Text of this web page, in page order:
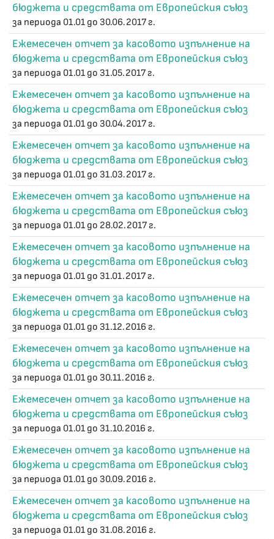
бюджета и средствата от Европейския съюз
за периода 01.01 до 30.06.2017 г.
Ежемесечен отчет за касовото изпълнение на
бюджета и средствата от Европейския съюз
за периода 01.01 до 31.05.2017 г.
Ежемесечен отчет за касовото изпълнение на
бюджета и средствата от Европейския съюз
за периода 01.01 до 30.04.2017 г.
Ежемесечен отчет за касовото изпълнение на
бюджета и средствата от Европейския съюз
за периода 01.01 до 31.03.2017 г.
Ежемесечен отчет за касовото изпълнение на
бюджета и средствата от Европейския съюз
за периода 01.01 до 28.02.2017 г.
Ежемесечен отчет за касовото изпълнение на
бюджета и средствата от Европейския съюз
за периода 01.01 до 31.01.2017 г.
Ежемесечен отчет за касовото изпълнение на
бюджета и средствата от Европейския съюз
за периода 01.01 до 31.12.2016 г.
Ежемесечен отчет за касовото изпълнение на
бюджета и средствата от Европейския съюз
за периода 01.01 до 30.11.2016 г.
Ежемесечен отчет за касовото изпълнение на
бюджета и средствата от Европейския съюз
за периода 01.01 до 31.10.2016 г.
Ежемесечен отчет за касовото изпълнение на
бюджета и средствата от Европейския съюз
за периода 01.01 до 30.09.2016 г.
Ежемесечен отчет за касовото изпълнение на
бюджета и средствата от Европейския съюз
за периода 01.01 до 31.08.2016 г.